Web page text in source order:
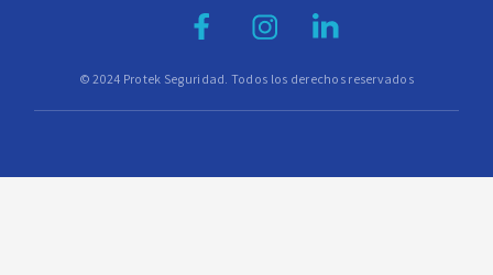
© 2024 Protek Seguridad. Todos los derechos reservados